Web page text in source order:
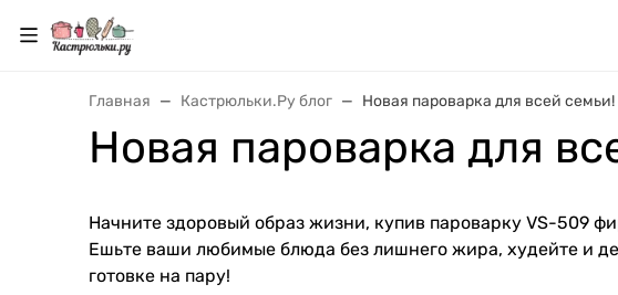
Главная Кастрюльки.Ру блог Новая пароварка для всей семьи!
Новая пароварка для
Начните здоровый образ жизни, купив пароварку VS-509
Ешьте ваши любимые блюда без лишнего жира, худейте и
готовке на пару!